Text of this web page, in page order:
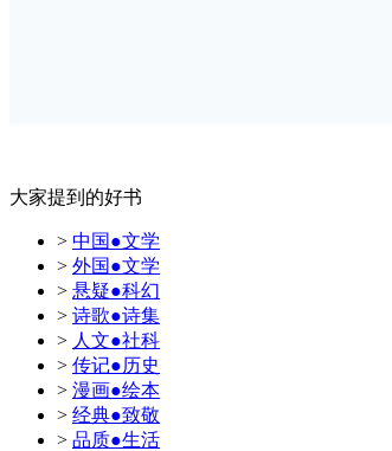
大家提到的好书
> 中国●文学
> 外国●文学
> 悬疑●科幻
> 诗歌●诗集
> 人文●社科
> 传记●历史
> 漫画●绘本
> 经典●致敬
> 品质●生活